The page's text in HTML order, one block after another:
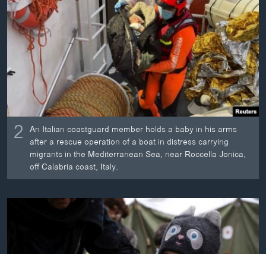
2 An Italian coastguard member holds a baby in his arms
after a rescue operation of a boat in distress carrying
migrants in the Mediterranean Sea, near Roccella Jonica,
off Calabria coast, Italy.